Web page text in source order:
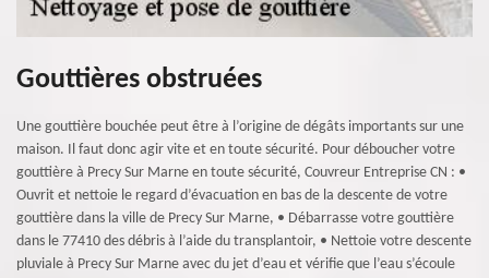
Gouttières obstruées
Une gouttière bouchée peut être à l’origine de dégâts importants sur une
maison. Il faut donc agir vite et en toute sécurité. Pour déboucher votre
gouttière à Precy Sur Marne en toute sécurité, Couvreur Entreprise CN : •
Ouvrit et nettoie le regard d’évacuation en bas de la descente de votre
gouttière dans la ville de Precy Sur Marne, • Débarrasse votre gouttière
dans le 77410 des débris à l’aide du transplantoir, • Nettoie votre descente
pluviale à Precy Sur Marne avec du jet d’eau et vérifie que l’eau s’écoule